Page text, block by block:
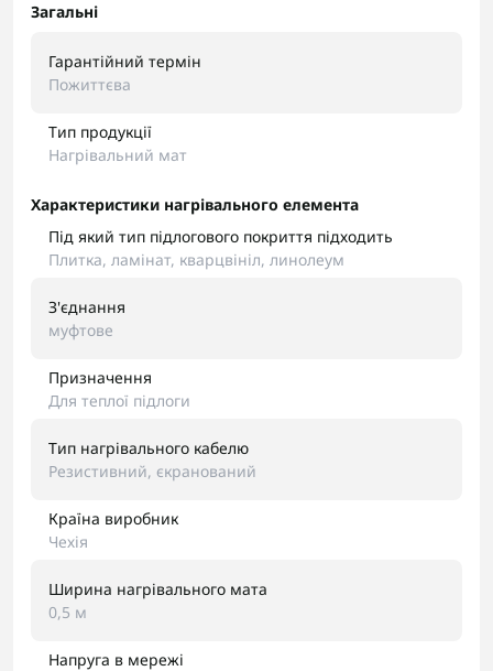
Загальні
Гарантійний термін
Пожиттєва
Тип продукції
Нагрівальний мат
Характеристики нагрівального елемента
Під який тип підлогового покриття підходить
Плитка, ламінат, кварцвініл, линолеум
З'єднання
муфтове
Призначення
Для теплої підлоги
Тип нагрівального кабелю
Резистивний, єкранований
Країна виробник
Чехія
Ширина нагрівального мата
0,5 м
Напруга в мережі